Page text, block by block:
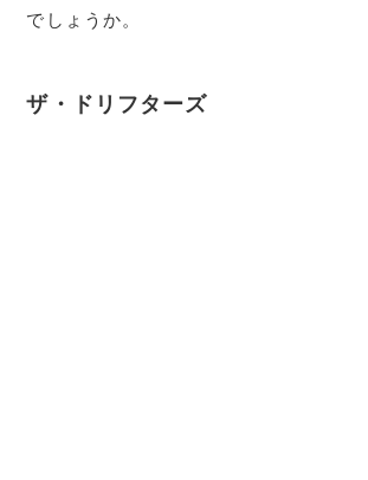
でしょうか。
ザ・ドリフターズ